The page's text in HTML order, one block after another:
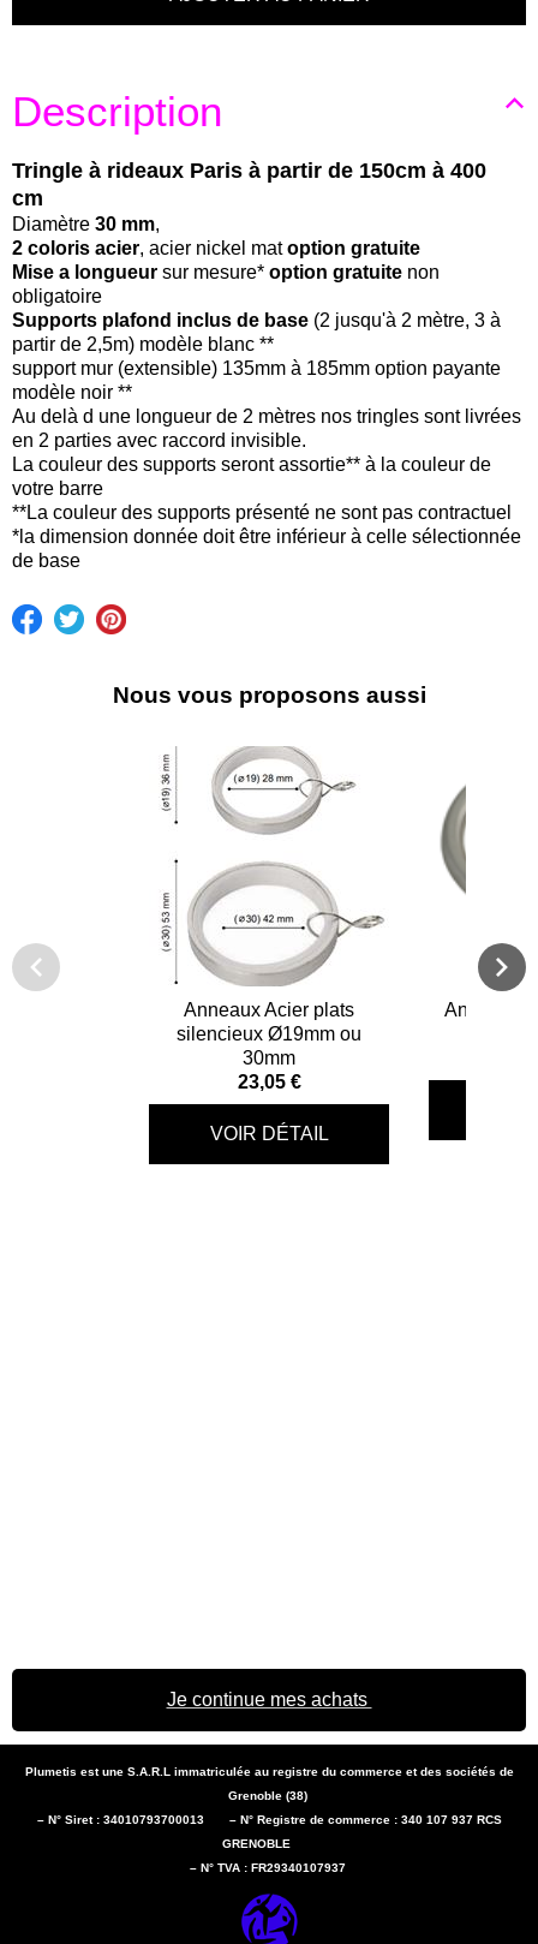
Description
Tringle à rideaux Paris à partir de 150cm à 400
cm
Diamètre 30 mm,
2 coloris acier, acier nickel matoption gratuite
Mise a longueur sur mesure* option gratuite non
obligatoire
Supports plafond inclus de base (2 jusqu'à 2 mètre, 3 à
partir de 2,5m) modèle blanc **
support mur (extensible) 135mm à 185mm option payante
modèle noir **
Au delà d une longueur de 2 mètres nos tringles sont livrées
en 2 parties avec raccord invisible.
La couleur des supports seront assortie** à la couleur de
votre barre
**La couleur des supports présenté ne sont pas contractuel
*la dimension donnée doit être inférieur à celle sélectionnée
de base
Nous vous proposons aussi
Anneaux Acier plats
silencieux Ø19mm ou
30mm
23,05 €
Anneaux
Je continue mes achats
Plumetis est une S.A.R.L immatriculée au registre du commerce et des sociétés de
Grenoble (38)
– N° Siret : 34010793700013 – N° Registre de commerce : 340 107 937 RCS
GRENOBLE
– N° TVA : FR29340107937